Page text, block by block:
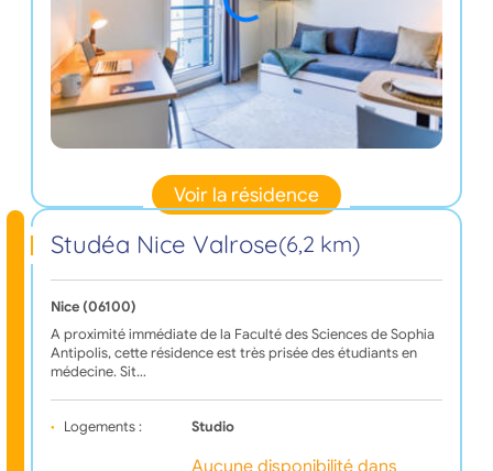
Voir la résidence
Studéa Nice Valrose(6,2 km)
Nice (06100)
A proximité immédiate de la Faculté des Sciences de Sophia
Antipolis, cette résidence est très prisée des étudiants en
médecine. Sit…
Logements : Studio
Aucune disponibilité dans